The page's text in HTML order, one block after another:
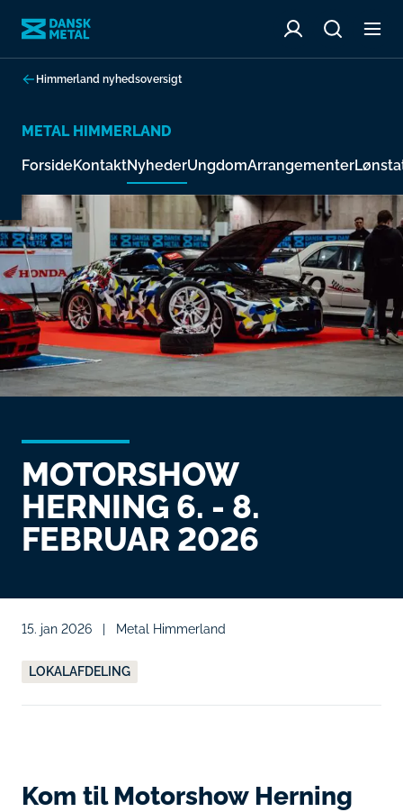
Himmerland nyhedsoversigt
METAL HIMMERLAND
ForsideKontaktNyhederUngdomArrangementer
MOTORSHOW
HERNING 6. - 8.
FEBRUAR 2026
15. jan 2026 Metal Himmerland
LOKALAFDELING
Kom til Motorshow Herning